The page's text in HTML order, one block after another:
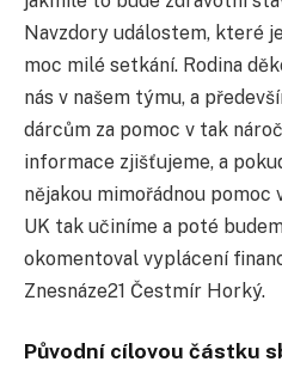
Navzdory událostem, které
moc milé setkání. Rodina
nás v našem týmu, a
dárcům za pomoc v tak
informace zjišťujeme, a
nějakou mimořádnou
UK tak učiníme a poté
okomentoval vyplácení
Znesnáze21 Čestmír Horký.
Původní cílovou částku